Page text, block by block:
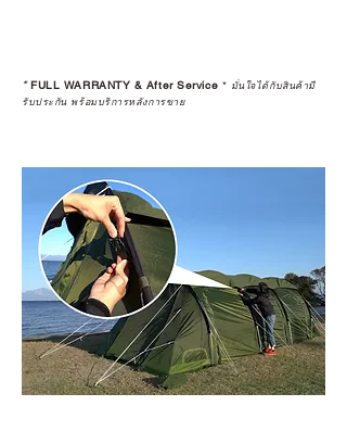
*FULL WARRANTY & After Service * มั่นใจได้กับสินค้ามี
รับประกัน พร้อมบริการหลังการขาย